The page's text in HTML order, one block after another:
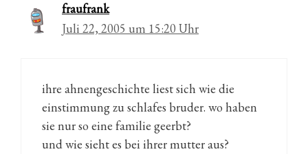
fraufrank
Juli 22, 2005 um 15:20 Uhr
ihre ahnengeschichte liest sich wie die
einstimmung zu schlafes bruder. wo haben
sie nur so eine familie geerbt?
und wie sieht es bei ihrer mutter aus?